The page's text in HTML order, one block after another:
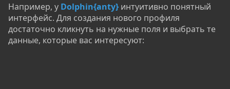
Например, у Dolphin{anty} интуитивно понятный
интерфейс. Для создания нового профиля
достаточно кликнуть на нужные поля и выбрать те
данные, которые вас интересуют: